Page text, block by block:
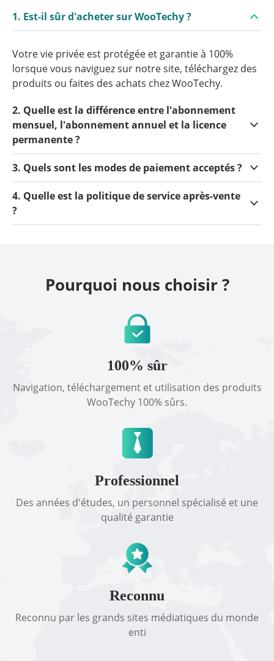
1. Est-il sûr d'acheter sur WooTechy ?
Votre vie privée est protégée et garantie à 100%
lorsque vous naviguez sur notre site, téléchargez des
produits ou faites des achats chez WooTechy.
2. Quelle est la différence entre l'abonnement
mensuel, l'abonnement annuel et la licence
permanente ?
3. Quels sont les modes de paiement acceptés ?
4. Quelle est la politique de service après-vente
?
Pourquoi nous choisir ?
100% sûr
Navigation, téléchargement et utilisation des produits
WooTechy 100% sûrs.
Professionnel
Des années d'études, un personnel spécialisé et une
qualité garantie
Reconnu
Reconnu par les grands sites médiatiques du monde
enti